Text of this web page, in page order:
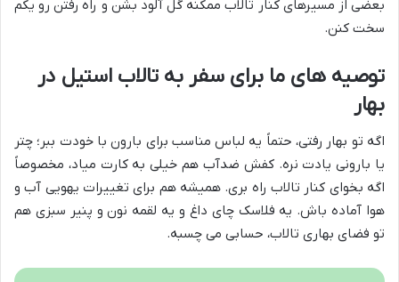
بعضی از مسیرهای کنار تالاب ممکنه گل آلود بشن و راه رفتن رو یکم
سخت کنن.
توصیه های ما برای سفر به تالاب استیل در
بهار
اگه تو بهار رفتی، حتماً یه لباس مناسب برای بارون با خودت ببر؛ چتر
یا بارونی یادت نره. کفش ضدآب هم خیلی به کارت میاد، مخصوصاً
اگه بخوای کنار تالاب راه بری. همیشه هم برای تغییرات یهویی آب و
هوا آماده باش. یه فلاسک چای داغ و یه لقمه نون و پنیر سبزی هم
تو فضای بهاری تالاب، حسابی می چسبه.